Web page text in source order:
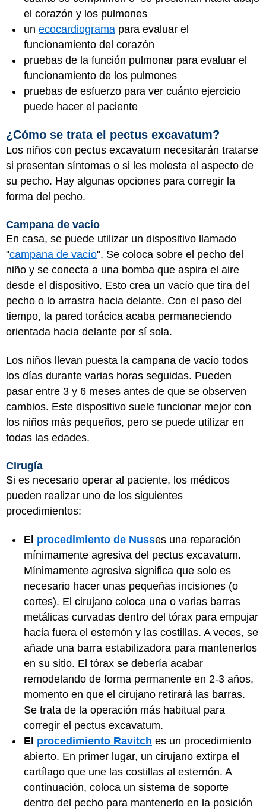
el corazón y los pulmones
un ecocardiograma para evaluar el
funcionamiento del corazón
pruebas de la función pulmonar para evaluar el
funcionamiento de los pulmones
pruebas de esfuerzo para ver cuánto ejercicio
puede hacer el paciente
¿Cómo se trata el pectus excavatum?
Los niños con pectus excavatum necesitarán tratarse
si presentan síntomas o si les molesta el aspecto de
su pecho. Hay algunas opciones para corregir la
forma del pecho.
Campana de vacío
En casa, se puede utilizar un dispositivo llamado
"campana de vacío". Se coloca sobre el pecho del
niño y se conecta a una bomba que aspira el aire
desde el dispositivo. Esto crea un vacío que tira del
pecho o lo arrastra hacia delante. Con el paso del
tiempo, la pared torácica acaba permaneciendo
orientada hacia delante por sí sola.
Los niños llevan puesta la campana de vacío todos
los días durante varias horas seguidas. Pueden
pasar entre 3 y 6 meses antes de que se observen
cambios. Este dispositivo suele funcionar mejor con
los niños más pequeños, pero se puede utilizar en
todas las edades.
Cirugía
Si es necesario operar al paciente, los médicos
pueden realizar uno de los siguientes
procedimientos:
El procedimiento de Nusses una reparación
mínimamente agresiva del pectus excavatum.
Mínimamente agresiva significa que solo es
necesario hacer unas pequeñas incisiones (o
cortes). El cirujano coloca una o varias barras
metálicas curvadas dentro del tórax para empujar
hacia fuera el esternón y las costillas. A veces, se
añade una barra estabilizadora para mantenerlos
en su sitio. El tórax se debería acabar
remodelando de forma permanente en 2-3 años,
momento en que el cirujano retirará las barras.
Se trata de la operación más habitual para
corregir el pectus excavatum.
El procedimiento Ravitch es un procedimiento
abierto. En primer lugar, un cirujano extirpa el
cartílago que une las costillas al esternón. A
continuación, coloca un sistema de soporte
dentro del pecho para mantenerlo en la posición